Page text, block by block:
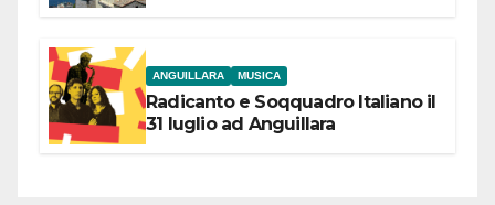
ANGUILLARA MUSICA
Radicanto e Soqquadro Italiano il
31 luglio ad Anguillara